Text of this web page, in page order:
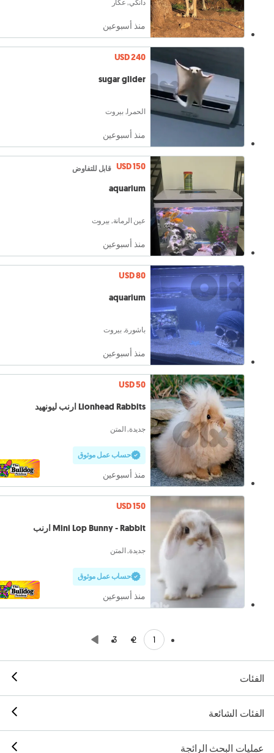
دانكي, عكار
منذ أسبوعين
USD 240
sugar glider
الحمرا, بيروت
منذ أسبوعين
USD 150 قابل للتفاوض
aquarium
عين الرمانة, بيروت
منذ أسبوعين
USD 80
aquarium
باشورة, بيروت
منذ أسبوعين
USD 50
Lionhead Rabbits ارنب ليونهيد
جديدة, المتن
حساب عمل موثوق
منذ أسبوعين
USD 150
Mini Lop Bunny - Rabbit ارنب
جديدة, المتن
حساب عمل موثوق
منذ أسبوعين
1
2
3
الفئات
الفئات الشائعة
عمليات البحث الرائجة